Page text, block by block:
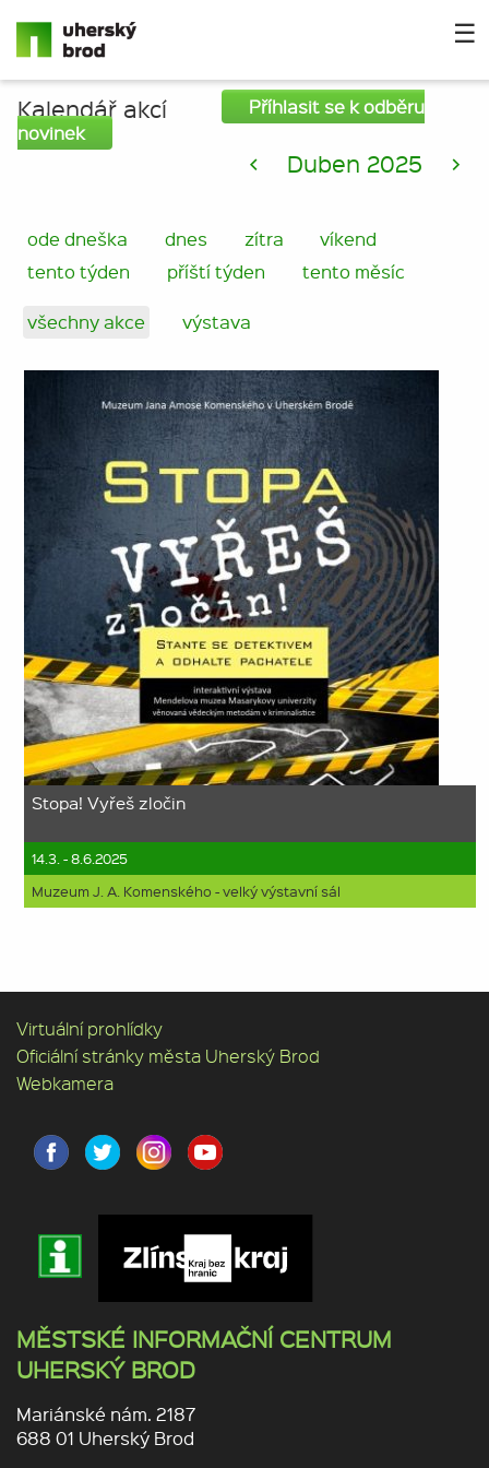
☰
Kalendář akcí
Příhlasit se k odběru
novinek
< Duben 2025 >
ode dneška dnes zítra
víkend
tento týden
příští týden tento měsíc
všechny akce výstava
Stopa! Vyřeš zločin
14.3. - 8.6.2025
Muzeum J. A. Komenského - velký výstavní sál
Virtuální prohlídky
Oficiální stránky města Uherský Brod
Webkamera
MĚSTSKÉ INFORMAČNÍ CENTRUM
UHERSKÝ BROD
Mariánské nám. 2187
688 01 Uherský Brod